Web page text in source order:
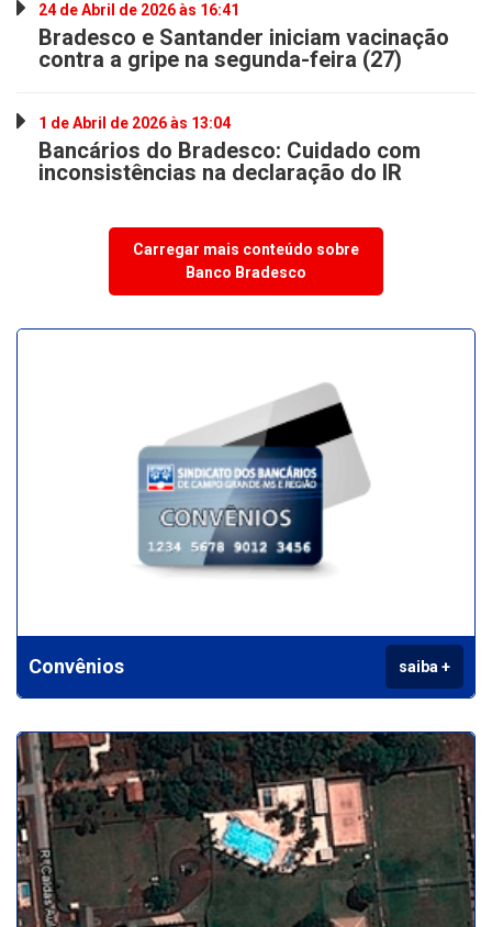
24 de Abril de 2026 às 16:41
Bradesco e Santander iniciam vacinação
contra a gripe na segunda-feira (27)
1 de Abril de 2026 às 13:04
Bancários do Bradesco: Cuidado com
inconsistências na declaração do IR
Carregar mais conteúdo sobre
Banco Bradesco
Convênios saiba +